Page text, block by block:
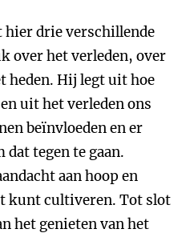
hier drie verschillende
over het verleden, over
heden. Hij legt uit hoe
uit het verleden ons
beïnvloeden en er
tegen te gaan.
aan hoop en
kunt cultiveren. Tot slot
het genieten van het